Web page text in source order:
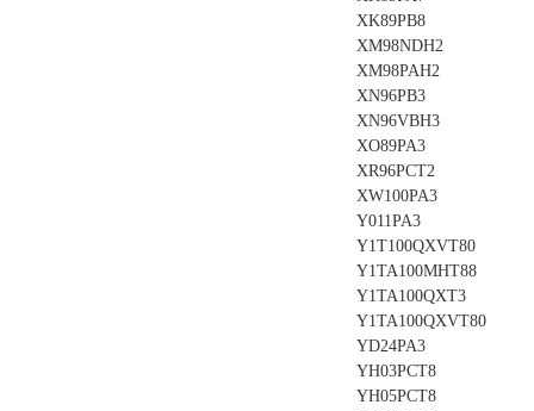
XK89PB8
XM98NDH2
XM98PAH2
XN96PB3
XN96VBH3
XO89PA3
XR96PCT2
XW100PA3
Y011PA3
Y1T100QXVT80
Y1TA100MHT88
Y1TA100QXT3
Y1TA100QXVT80
YD24PA3
YH03PCT8
YH05PCT8